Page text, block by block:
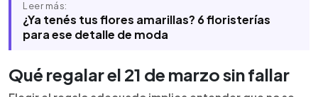
Leer más:
¿Ya tenés tus flores amarillas? 6 floristerías
para ese detalle de moda
Qué regalar el 21 de marzo sin fallar